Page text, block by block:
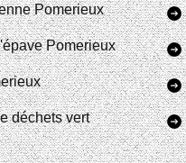
Pomerieux
Pomerieux
déchets vert